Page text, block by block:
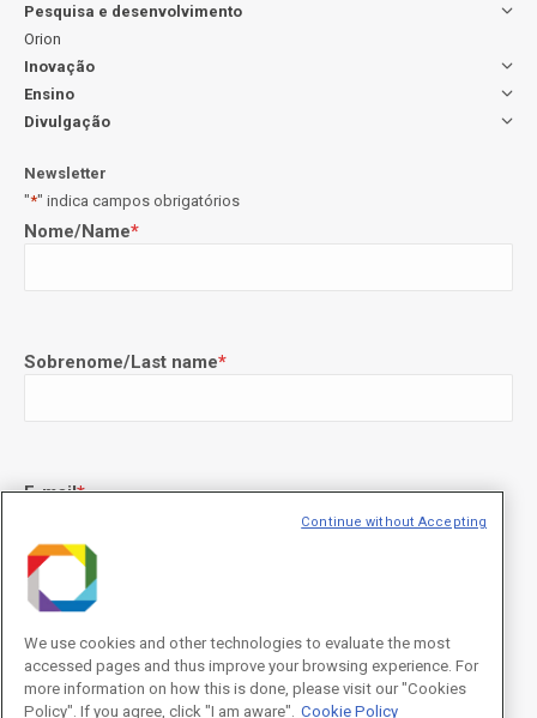
Pesquisa e desenvolvimento
Orion
Inovação
Ensino
Divulgação
Newsletter
"*" indica campos obrigatórios
Nome/Name*
Sobrenome/Last name*
E-mail*
Concordo com os termos de uso descritos naPolítica de
Privacidade
/I agree to the terms of use described in the
Privacy
Policy.
We use cookies and other technologies to evaluate the most
accessed pages and thus improve your browsing experience. For
more information on how this is done, please visit our "Cookies
Policy". If you agree, click "I am aware". Cookie Policy
Continue without Accepting